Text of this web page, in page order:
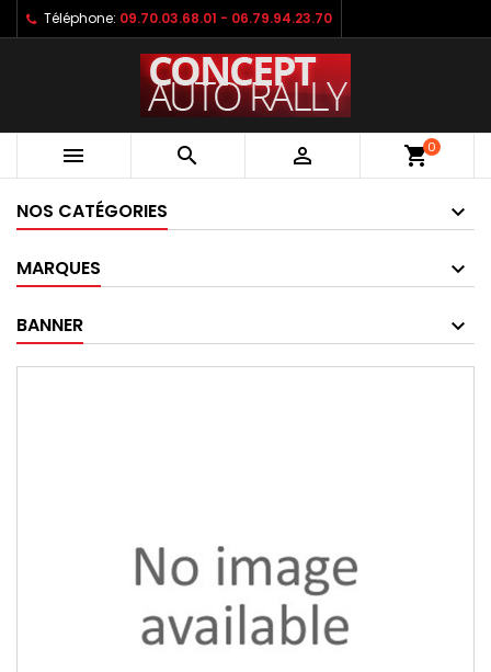
Téléphone: 09.70.03.68.01 - 06.79.94.23.70
   shopping_cart0
NOS CATÉGORIES
MARQUES
BANNER